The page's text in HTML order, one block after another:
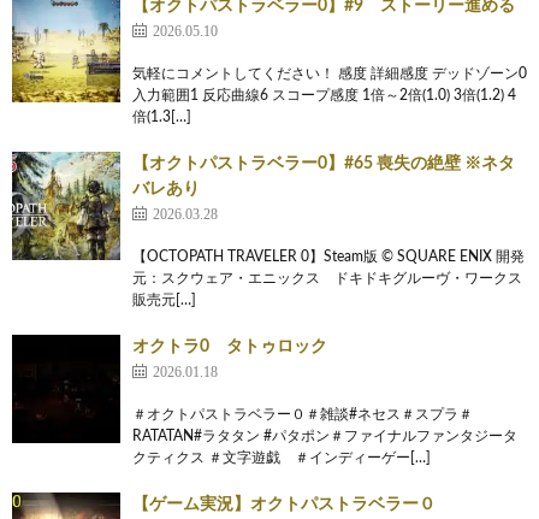
【オクトパストラベラー0】#9 ストーリー進める
2026.05.10
気軽にコメントしてください！ 感度 詳細感度 デッドゾーン0
入力範囲1 反応曲線6 スコープ感度 1倍～2倍(1.0) 3倍(1.2) 4
倍(1.3[…]
【オクトパストラベラー0】#65 喪失の絶壁 ※ネタ
バレあり
2026.03.28
【OCTOPATH TRAVELER 0】Steam版 © SQUARE ENIX 開発
元：スクウェア・エニックス ドキドキグルーヴ・ワークス
販売元[…]
オクトラ0 タトゥロック
2026.01.18
＃オクトパストラベラー０＃雑談#ネセス＃スプラ＃
RATATAN#ラタタン #パタポン＃ファイナルファンタジータ
クティクス ＃文字遊戯 ＃インディーゲー[…]
【ゲーム実況】オクトパストラベラー０